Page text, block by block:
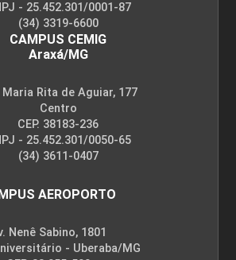
- 25.452.301/0001-87
(34) 3319-6600
CAMPUS CEMIG
Araxá/MG
Maria Rita de Aguiar, 177
Centro
CEP. 38183-236
- 25.452.301/0050-65
(34) 3611-0407
AEROPORTO
Nenê Sabino, 1801
- Uberaba/MG